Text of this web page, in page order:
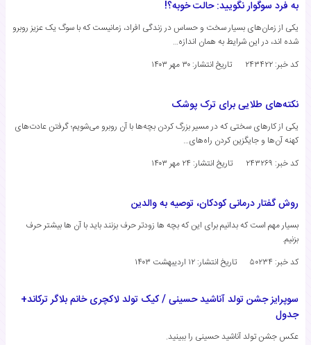
به فرد سوگوار نگویید: حالت خوبه؟!
یکی از زمان‌های بسیار سخت و حساس در زندگی افراد، زمانیست که با سوگ یک عزیز روبرو
شده اند، در این شرایط به همان اندازه…
کد خبر: ۲۴۳۴۲۲
تاریخ انتشار: ۳۰ مهر ۱۴۰۳
نکته‌های طلایی برای ترک پوشک
یکی از کارهای سختی که در مسیر بزرگ کردن بچه‌ها با آن روبرو می‌شویم؛ گرفتن عادت‌های
کهنه آن‌ها و جایگزین کردن راه‌های…
کد خبر: ۲۴۳۲۶۹
تاریخ انتشار: ۲۴ مهر ۱۴۰۳
روش گفتار درمانی کودکان، توصیه به والدین
بسیار مهم است که بدانیم برای این که بچه ها زودتر حرف بزنند باید با آن ها بیشتر حرف
بزنیم.
کد خبر: ۵۰۲۳۴
تاریخ انتشار: ۱۲ اردیبهشت ۱۴۰۳
سوپرایز جشن تولد آناشید حسینی / کیک تولد لاکچری خانم بلاگر ترکاند+
جدول
عکس جشن تولد آناشید حسینی را ببینید.